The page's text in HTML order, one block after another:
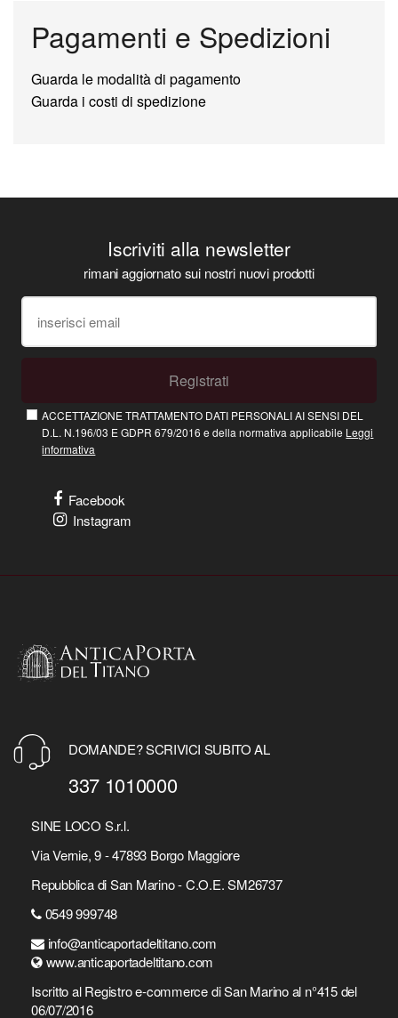
Pagamenti e Spedizioni
Guarda le modalità di pagamento
Guarda i costi di spedizione
Iscriviti alla newsletter
rimani aggiornato sui nostri nuovi prodotti
Registrati
ACCETTAZIONE TRATTAMENTO DATI PERSONALI AI SENSI DEL
D.L. N.196/03 E GDPR 679/2016 e della normativa applicabile Leggi
informativa
Facebook
Instagram
DOMANDE? SCRIVICI SUBITO AL
337 1010000
SINE LOCO S.r.l.
Via Vernie, 9 - 47893 Borgo Maggiore
Repubblica di San Marino - C.O.E. SM26737
0549 999748
info@anticaportadeltitano.com
www.anticaportadeltitano.com
Iscritto al Registro e-commerce di San Marino al n°415 del
06/07/2016